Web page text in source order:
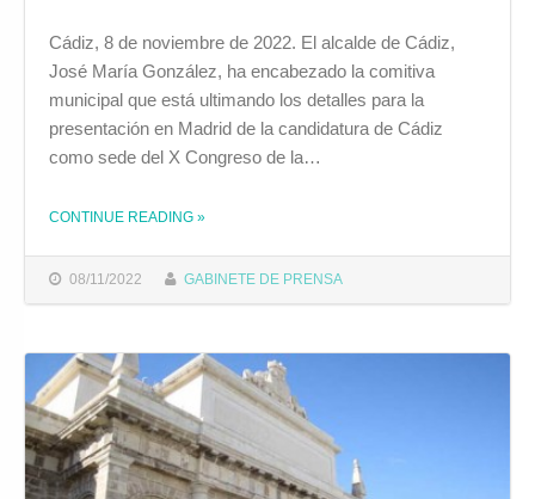
08/11/2022 GABINETE DE PRENSA
Cádiz, 8 de noviembre de 2022. El alcalde de Cádiz,
José María González, ha encabezado la comitiva
municipal que está ultimando los detalles para la
presentación en Madrid de la candidatura de Cádiz
como sede del X Congreso de la…
CONTINUE READING »